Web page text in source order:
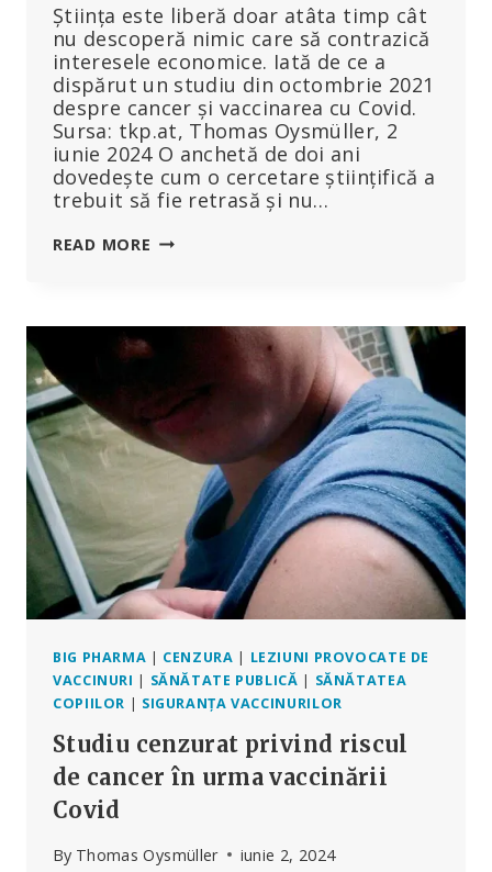
Știința este liberă doar atâta timp cât
nu descoperă nimic care să contrazică
interesele economice. Iată de ce a
dispărut un studiu din octombrie 2021
despre cancer și vaccinarea cu Covid.
Sursa: tkp.at, Thomas Oysmüller, 2
iunie 2024 O anchetă de doi ani
dovedește cum o cercetare științifică a
trebuit să fie retrasă și nu…
READ MORE STUDIU
CANCER
URMA
VACCINĂRII
CU
BIG PHARMA | CENZURA | LEZIUNI PROVOCATE DE
VACCINURI | SĂNĂTATE PUBLICĂ | SĂNĂTATEA
COPIILOR | SIGURANȚA VACCINURILOR
Studiu cenzurat privind riscul
de cancer în urma vaccinării
Covid
By Thomas Oysmüller iunie 2, 2024